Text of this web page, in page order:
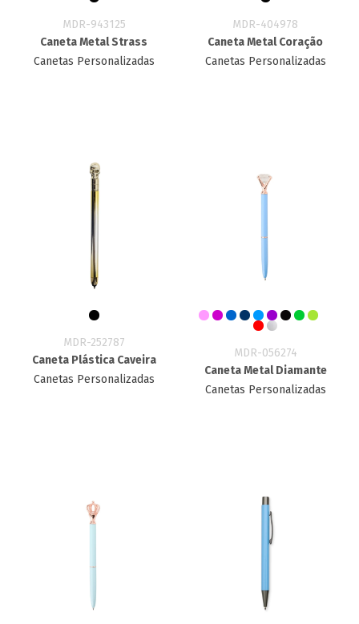
MDR-943125
Caneta Metal Strass
Canetas Personalizadas
MDR-404978
Caneta Metal Coração
Canetas Personalizadas
MDR-252787
Caneta Plástica Caveira
Canetas Personalizadas
MDR-056274
Caneta Metal Diamante
Canetas Personalizadas